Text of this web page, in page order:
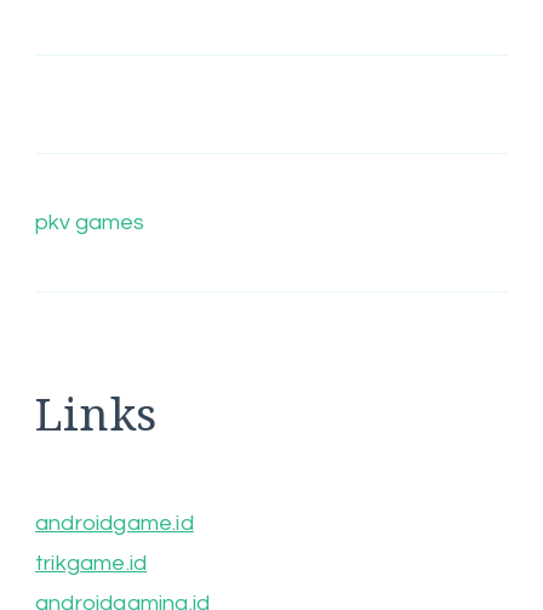
pkv games
Links
androidgame.id
trikgame.id
androidgaming.id